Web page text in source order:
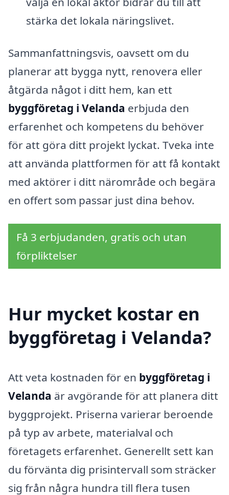
stärka det lokala näringslivet.
Sammanfattningsvis, oavsett om du
planerar att bygga nytt, renovera eller
åtgärda något i ditt hem, kan ett
byggföretag i Velanda erbjuda den
erfarenhet och kompetens du behöver
för att göra ditt projekt lyckat. Tveka inte
att använda plattformen för att få kontakt
med aktörer i ditt närområde och begära
en offert som passar just dina behov.
Få 3 erbjudanden, gratis och utan
förpliktelser
Hur mycket kostar en
byggföretag i Velanda?
Att veta kostnaden för en byggföretag i
Velanda är avgörande för att planera ditt
byggprojekt. Priserna varierar beroende
på typ av arbete, materialval och
företagets erfarenhet. Generellt sett kan
du förvänta dig prisintervall som sträcker
sig från några hundra till flera tusen